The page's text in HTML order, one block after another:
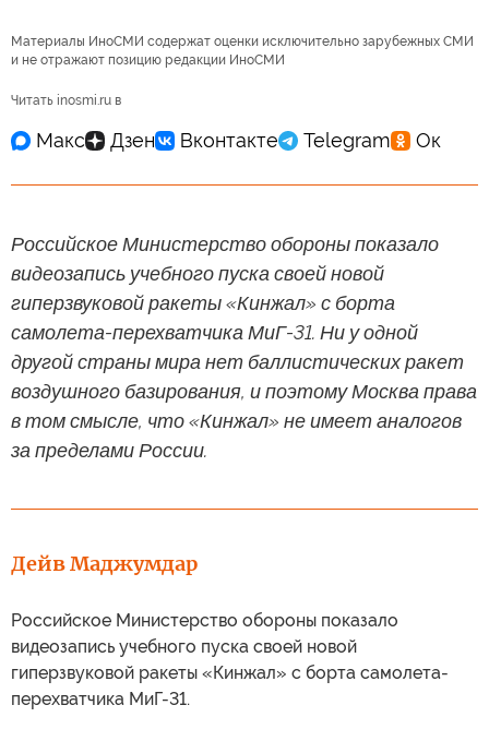
Материалы ИноСМИ содержат оценки исключительно зарубежных СМИ
и не отражают позицию редакции ИноСМИ
Читать inosmi.ru в
Российское Министерство обороны показало
видеозапись учебного пуска своей новой
гиперзвуковой ракеты «Кинжал» с борта
самолета-перехватчика МиГ-31. Ни у одной
другой страны мира нет баллистических ракет
воздушного базирования, и поэтому Москва права
в том смысле, что «Кинжал» не имеет аналогов
за пределами России.
Дейв Маджумдар
Российское Министерство обороны показало
видеозапись учебного пуска своей новой
гиперзвуковой ракеты «Кинжал» с борта самолета-
перехватчика МиГ-31.